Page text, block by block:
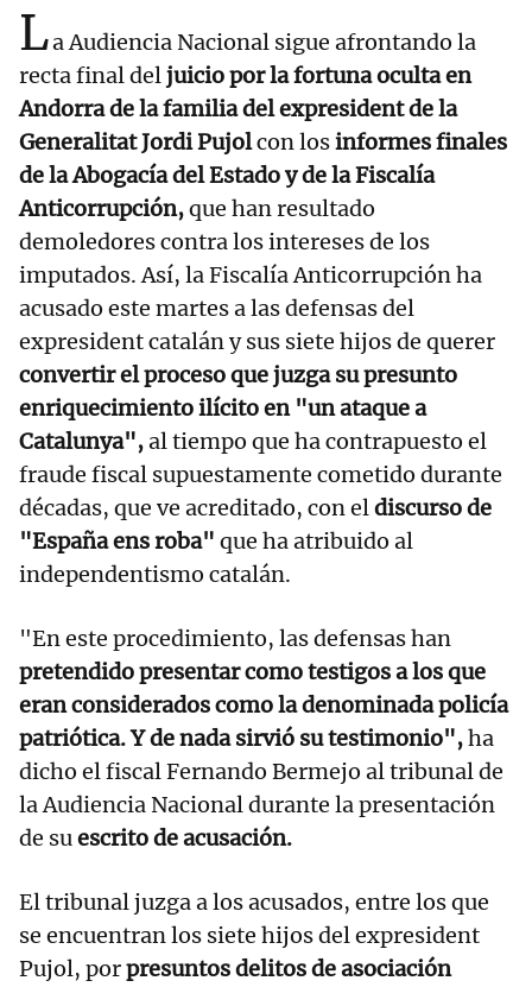
La Audiencia Nacional sigue afrontando la
recta final deljuicio por la fortuna oculta en
Andorra de la familia del expresident de la
Generalitat Jordi Pujolcon losinformes finales
de la Abogacía del Estado y de la Fiscalía
Anticorrupción,que han resultado
demoledores contra los intereses de los
imputados. Así, la Fiscalía Anticorrupción ha
acusado este martes a las defensas del
expresident catalán y sus siete hijos de querer
convertir el proceso que juzga su presunto
enriquecimiento ilícito en "un ataque a
Catalunya",al tiempo que ha contrapuesto el
fraude fiscal supuestamente cometido durante
décadas, que ve acreditado, con eldiscurso de
"España ens roba" que ha atribuido al
independentismo catalán.
"En este procedimiento, las defensas han
pretendido presentar como testigos a los que
eran considerados como la denominada policía
patriótica. Y de nada sirvió su testimonio",ha
dicho el fiscal Fernando Bermejo al tribunal de
la Audiencia Nacional durante la presentación
de suescrito de acusación.
El tribunal juzga a los acusados, entre los que
se encuentran los siete hijos del expresident
Pujol, porpresuntos delitos de asociación